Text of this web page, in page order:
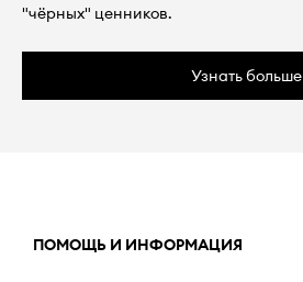
"чёрных" ценников.
Узнать больше
ПОМОЩЬ И ИНФОРМАЦИЯ